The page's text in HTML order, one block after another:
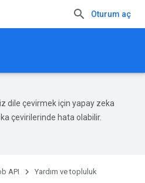
Oturum aç
dile çevirmek için yapay zeka
çevirilerinde hata olabilir.
API Yardım ve topluluk